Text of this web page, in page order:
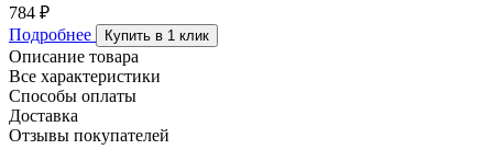
784 ₽
Подробнее
Купить в 1 клик
Описание товара
Все характеристики
Способы оплаты
Доставка
Отзывы покупателей